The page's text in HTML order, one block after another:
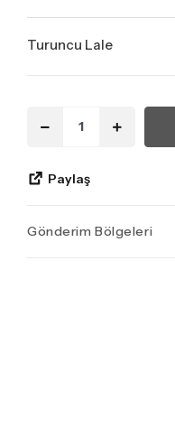
Turuncu Lale
Paylaş
Gönderim Bölgeleri